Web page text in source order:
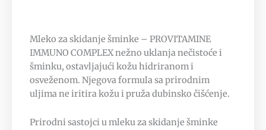
Mleko za skidanje šminke – PROVITAMINE
IMMUNO COMPLEX nežno uklanja nečistoće i
šminku, ostavljajući kožu hidriranom i
osveženom. Njegova formula sa prirodnim
uljima ne iritira kožu i pruža dubinsko čišćenje.
Prirodni sastojci u mleku za skidanje šminke